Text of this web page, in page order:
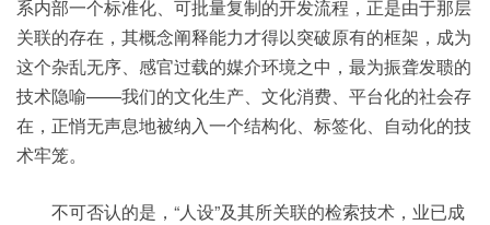
系内部一个标准化、可批量复制的开发流程，正是由于那层
关联的存在，其概念阐释能力才得以突破原有的框架，成为
这个杂乱无序、感官过载的媒介环境之中，最为振聋发聩的
技术隐喻——我们的文化生产、文化消费、平台化的社会存
在，正悄无声息地被纳入一个结构化、标签化、自动化的技
术牢笼。
不可否认的是，“人设”及其所关联的检索技术，业已成